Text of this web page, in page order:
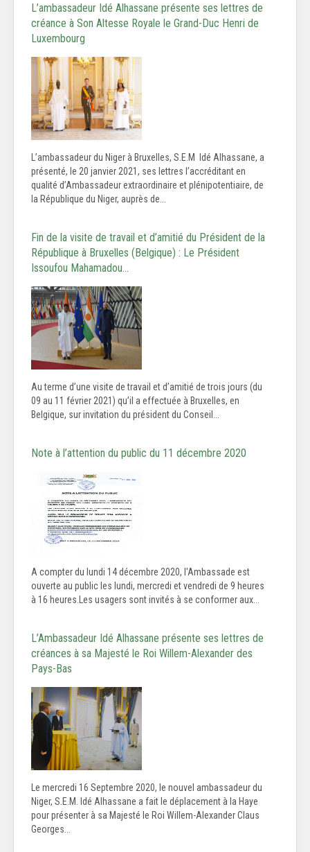
L’ambassadeur Idé Alhassane présente ses lettres de
créance à Son Altesse Royale le Grand-Duc Henri de
Luxembourg
L’ambassadeur du Niger à Bruxelles, S.E.M Idé Alhassane, a
présenté, le 20 janvier 2021, ses lettres l’accréditant en
qualité d’Ambassadeur extraordinaire et plénipotentiaire, de
la République du Niger, auprès de...
Fin de la visite de travail et d’amitié du Président de la
République à Bruxelles (Belgique) : Le Président
Issoufou Mahamadou…
Au terme d’une visite de travail et d’amitié de trois jours (du
09 au 11 février 2021) qu’il a effectuée à Bruxelles, en
Belgique, sur invitation du président du Conseil...
Note à l’attention du public du 11 décembre 2020
A compter du lundi 14 décembre 2020, l'Ambassade est
ouverte au public les lundi, mercredi et vendredi de 9 heures
à 16 heures.Les usagers sont invités à se conformer aux...
L’Ambassadeur Idé Alhassane présente ses lettres de
créances à sa Majesté le Roi Willem-Alexander des
Pays-Bas
Le mercredi 16 Septembre 2020, le nouvel ambassadeur du
Niger, S.E.M. Idé Alhassane a fait le déplacement à la Haye
pour présenter à sa Majesté le Roi Willem-Alexander Claus
Georges...